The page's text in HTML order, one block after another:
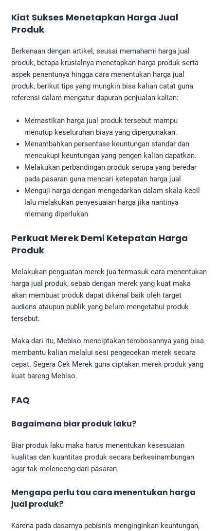
Kiat Sukses Menetapkan Harga Jual
Produk
Berkenaan dengan artikel, seusai memahami harga jual
produk, betapa krusialnya menetapkan harga produk serta
aspek penentunya hingga cara menentukan harga jual
produk, berikut tips yang mungkin bisa kalian catat guna
referensi dalam mengatur dapuran penjualan kalian:
Memastikan harga jual produk tersebut mampu
menutup keseluruhan biaya yang dipergunakan.
Menambahkan persentase keuntungan standar dan
mencukupi keuntungan yang pengen kalian dapatkan.
Melakukan perbandingan produk serupa yang beredar
pada pasaran guna mencari ketepatan harga jual
Menguji harga dengan mengedarkan dalam skala kecil
lalu melakukan penyesuaian harga jika nantinya
memang diperlukan
Perkuat Merek Demi Ketepatan Harga
Produk
Melakukan penguatan merek jua termasuk cara menentukan
harga jual produk, sebab dengan merek yang kuat maka
akan membuat produk dapat dikenal baik oleh target
audiens ataupun publik yang belum mengetahui produk
tersebut.
Maka dari itu, Mebiso menciptakan terobosannya yang bisa
membantu kalian melalui sesi pengecekan merek secara
cepat. Segera Cek Merek guna ciptakan merek produk yang
kuat bareng Mebiso.
FAQ
Bagaimana biar produk laku?
Biar produk laku maka harus menentukan kesesuaian
kualitas dan kuantitas produk secara berkesinambungan
agar tak melenceng dari pasaran.
Mengapa perlu tau cara menentukan harga
jual produk?
Karena pada dasarnya pebisnis menginginkan keuntungan,